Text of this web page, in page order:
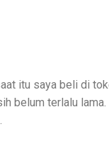
itu saya beli di
belum terlalu